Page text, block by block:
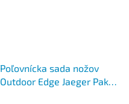
Poľovnícka sada nožov
Outdoor Edge Jaeger Pak 8